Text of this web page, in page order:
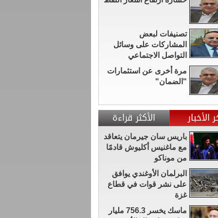
تصنيفات لبعض
المشاركات على وسائل
التواصل الاجتماعي
مرة أخرى عن استثمارات
"الضمان"
الأخبار الأكثر قراءة
باريس سان جيرمان يتعاقد
مع ماغنيس أكليوش قادمًا
من موناكو
البرلمان الأوغندي يوافق
على نشر قوات في قطاع
غزة
ماسك يخسر 756.3 مليار